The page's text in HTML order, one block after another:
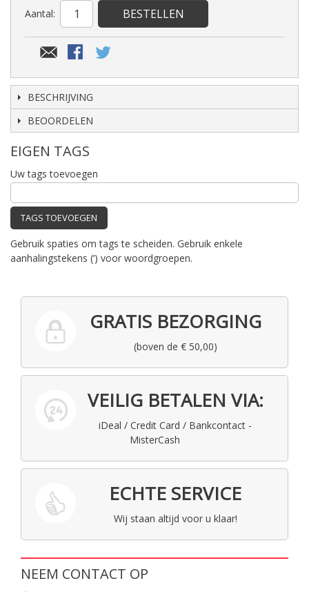
Aantal: BESTELLEN
BESCHRIJVING
BEOORDELEN
EIGEN TAGS
Uw tags toevoegen
TAGS TOEVOEGEN
Gebruik spaties om tags te scheiden. Gebruik enkele
aanhalingstekens (‘) voor woordgroepen.
GRATIS BEZORGING
(boven de € 50,00)
VEILIG BETALEN VIA:
iDeal / Credit Card / Bankcontact -
MisterCash
ECHTE SERVICE
Wij staan altijd voor u klaar!
NEEM CONTACT OP